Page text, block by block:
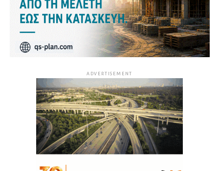
ADVERTISEMENT